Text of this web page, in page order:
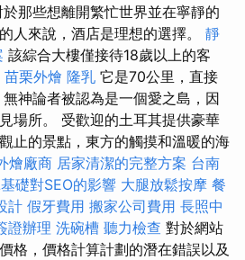
於那些想離開繁忙世界並在寧靜的
人來說，酒店是理想的選擇。 靜
該綜合大樓僅接待18歲以上的客
苗栗外燴 隆乳 它是70公里，直接
神論者被認為是一個愛之島，因
場所。 受歡迎的土耳其提供豪華
止的景點，東方的觸摸和溫暖的海
燴廠商 居家清潔的完整方案 台南
礎對SEO的影響 大腿放鬆按摩 餐
計 假牙費用 搬家公司費用 長照中
證辦理 洗碗槽 聽力檢查 對於網站
格，價格計算計劃的潛在錯誤以及